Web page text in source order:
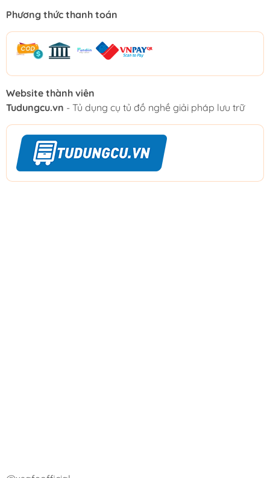
Phương thức thanh toán
Website thành viên
Tudungcu.vn - Tủ dụng cụ tủ đồ nghề giải pháp lưu trữ